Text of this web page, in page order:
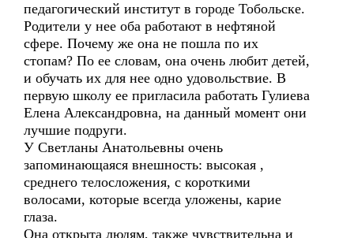
педагогический институт в городе Тобольске.
Родители у нее оба работают в нефтяной
сфере. Почему же она не пошла по их
стопам? По ее словам, она очень любит детей,
и обучать их для нее одно удовольствие. В
первую школу ее пригласила работать Гулиева
Елена Александровна, на данный момент они
лучшие подруги.
У Светланы Анатольевны очень
запоминающаяся внешность: высокая ,
среднего телосложения, с короткими
волосами, которые всегда уложены, карие
глаза.
Она открыта людям, также чувствительна и